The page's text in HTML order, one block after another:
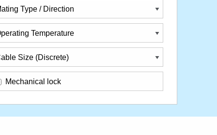
Type / Direction
Temperature
Size (Discrete)
Mechanical lock